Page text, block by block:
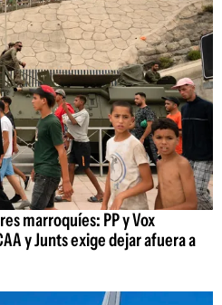
marroquíes: PP y Vox
y Junts exige dejar afuera a